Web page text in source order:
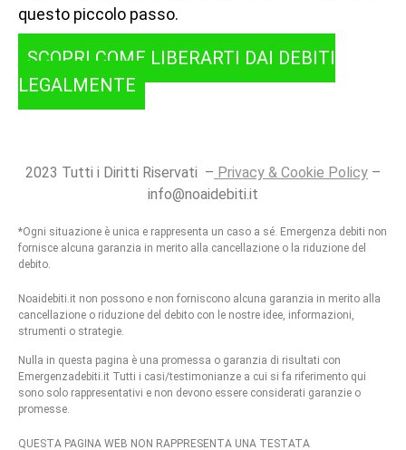
questo piccolo passo.
SCOPRI COME LIBERARTI DAI DEBITI
LEGALMENTE
2023 Tutti i Diritti Riservati – Privacy & Cookie Policy –
info@noaidebiti.it
*Ogni situazione è unica e rappresenta un caso a sé. Emergenza debiti non
fornisce alcuna garanzia in merito alla cancellazione o la riduzione del
debito.
Noaidebiti.it non possono e non forniscono alcuna garanzia in merito alla
cancellazione o riduzione del debito con le nostre idee, informazioni,
strumenti o strategie.
Nulla in questa pagina è una promessa o garanzia di risultati con
Emergenzadebiti.it Tutti i casi/testimonianze a cui si fa riferimento qui
sono solo rappresentativi e non devono essere considerati garanzie o
promesse.
QUESTA PAGINA WEB NON RAPPRESENTA UNA TESTATA